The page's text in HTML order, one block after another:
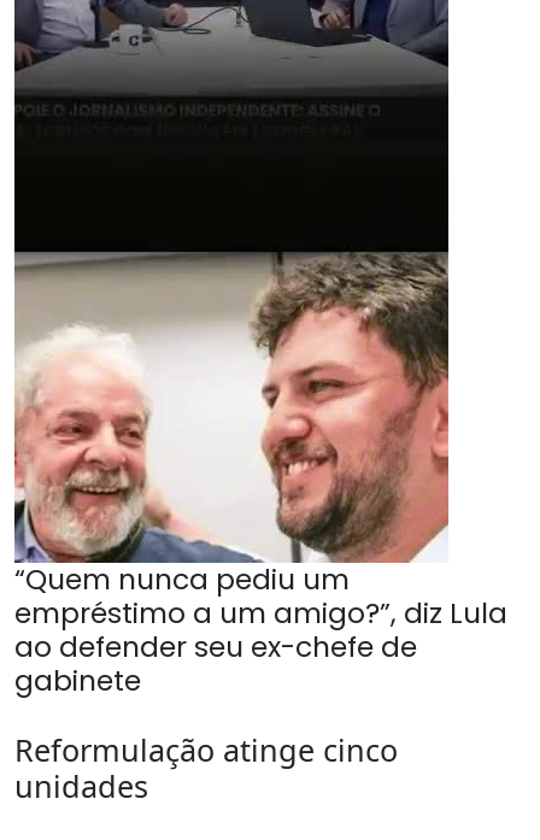
“Quem nunca pediu um
empréstimo a um amigo?”, diz Lula
ao defender seu ex-chefe de
gabinete
Reformulação atinge cinco
unidades